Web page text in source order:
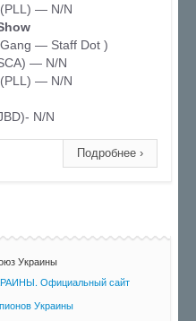
— N/N
— Staff Dot )
— N/N
— N/N
N/N
Подробнее ›
Украины